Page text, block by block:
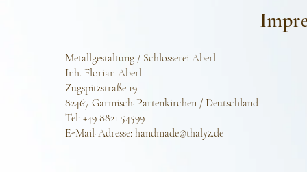
Metallgestaltung / Schlosserei Aberl
Inh. Florian Aberl
Zugspitzstraße 19
82467 Garmisch-Partenkirchen / Deutschland
Tel: +49 8821 54599
E-Mail-Adresse: handmade@thalyz.de